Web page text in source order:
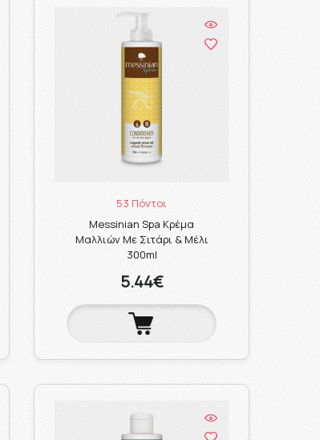
53 Πόντοι
Messinian Spa Κρέμα
Μαλλιών Με Σιτάρι & Μέλι
300ml
5.44€